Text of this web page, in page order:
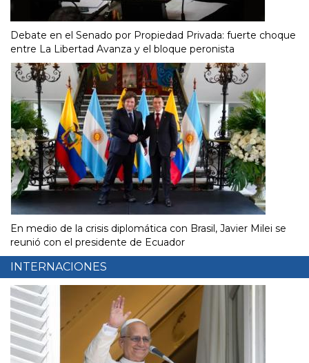
Debate en el Senado por Propiedad Privada: fuerte choque
entre La Libertad Avanza y el bloque peronista
En medio de la crisis diplomática con Brasil, Javier Milei se
reunió con el presidente de Ecuador
INTERNACIONES